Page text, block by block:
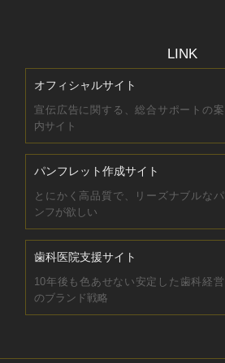
LINK
オフィシャルサイト
宣伝広告に関する、総合サポートの案
内サイト
パンフレット作成サイト
とにかく高品質で、リーズナブルなパ
ンフが欲しい
歯科医院支援サイト
10年後も色あせない安定した歯科経営
のブランド戦略